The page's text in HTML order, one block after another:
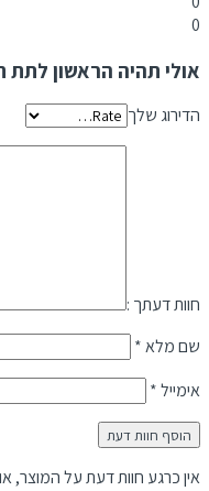
אולי תהיה הראשון לתת
הדירוג שלך
חוות דעתך :
שם מלא*
אימייל*
אין כרגע חוות דעת על המוצר,